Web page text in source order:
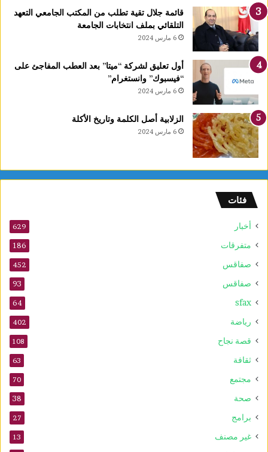
قائمة جلال تقية تطلب من المكتب الجامعي التعهد
التلقائي بملف انتخابات الجامعة
6 مارس 2024
أول تعليق لشركة “ميتا” بعد العطب المفاجئ على
“فيسبوك” وانستغرام”
6 مارس 2024
الزلابية أصل الكلمة وتاريخ الأكلة
6 مارس 2024
فئات
أخبار 629
متفرقات 186
صفاقس 452
صفاقس 93
sfax
64
رياضة 402
قصة نجاح 108
ثقافة 63
مجتمع 70
صحة 38
برامج 27
غير مصنف 13